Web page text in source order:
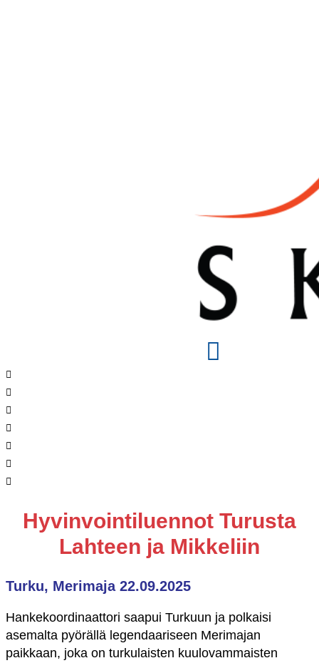
Hyvinvointiluennot Turusta
Lahteen ja Mikkeliin
Turku, Merimaja 22.09.2025
Hankekoordinaattori saapui Turkuun ja polkaisi
asemalta pyörällä legendaariseen Merimajan
paikkaan, joka on turkulaisten kuulovammaisten